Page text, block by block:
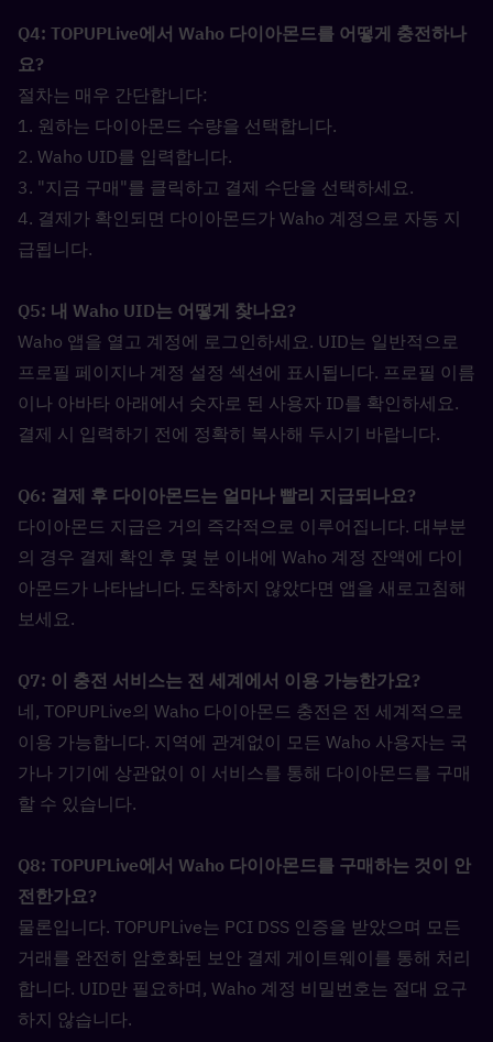
Q4: TOPUPLive에서 Waho 다이아몬드를 어떻게 충전하나
요?
절차는 매우 간단합니다:
1. 원하는 다이아몬드 수량을 선택합니다.
2. Waho UID를 입력합니다.
3. "지금 구매"를 클릭하고 결제 수단을 선택하세요.
4. 결제가 확인되면 다이아몬드가 Waho 계정으로 자동 지
급됩니다.
Q5: 내 Waho UID는 어떻게 찾나요?
Waho 앱을 열고 계정에 로그인하세요. UID는 일반적으로
프로필 페이지나 계정 설정 섹션에 표시됩니다. 프로필 이름
이나 아바타 아래에서 숫자로 된 사용자 ID를 확인하세요.
결제 시 입력하기 전에 정확히 복사해 두시기 바랍니다.
Q6: 결제 후 다이아몬드는 얼마나 빨리 지급되나요?
다이아몬드 지급은 거의 즉각적으로 이루어집니다. 대부분
의 경우 결제 확인 후 몇 분 이내에 Waho 계정 잔액에 다이
아몬드가 나타납니다. 도착하지 않았다면 앱을 새로고침해
보세요.
Q7: 이 충전 서비스는 전 세계에서 이용 가능한가요?
네, TOPUPLive의 Waho 다이아몬드 충전은 전 세계적으로
이용 가능합니다. 지역에 관계없이 모든 Waho 사용자는 국
가나 기기에 상관없이 이 서비스를 통해 다이아몬드를 구매
할 수 있습니다.
Q8: TOPUPLive에서 Waho 다이아몬드를 구매하는 것이 안
전한가요?
물론입니다. TOPUPLive는 PCI DSS 인증을 받았으며 모든
거래를 완전히 암호화된 보안 결제 게이트웨이를 통해 처리
합니다. UID만 필요하며, Waho 계정 비밀번호는 절대 요구
하지 않습니다.